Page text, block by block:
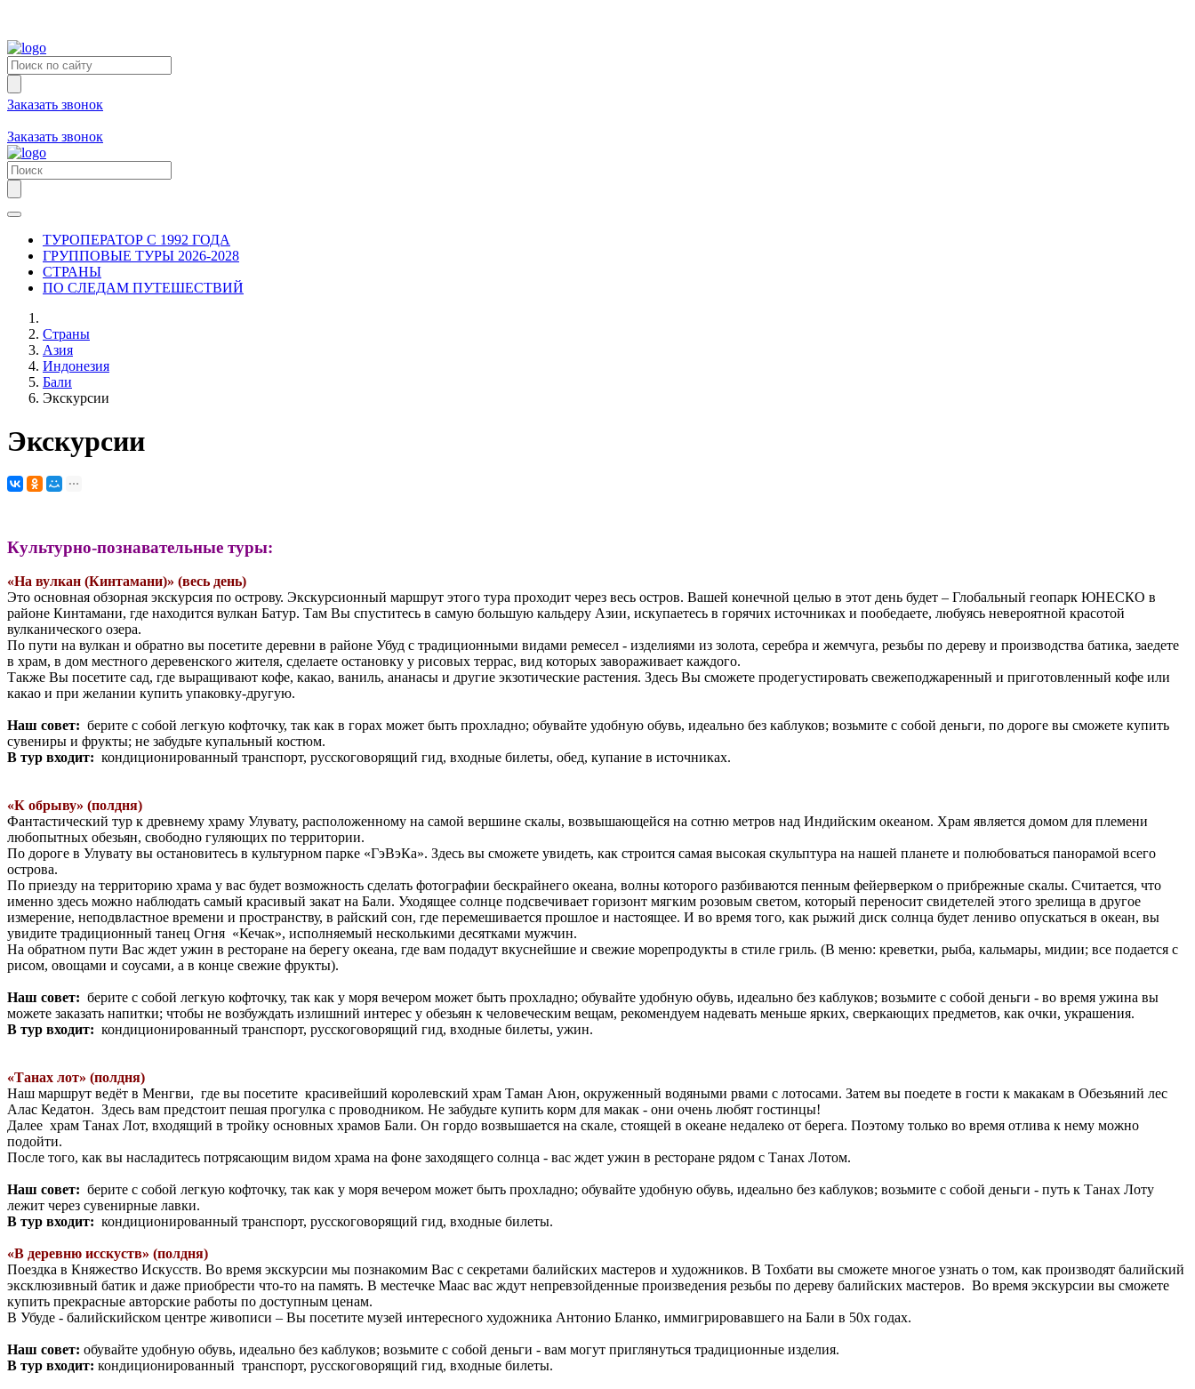
Заказать звонок
Заказать звонок
ТУРОПЕРАТОР С 1992 ГОДА
ГРУППОВЫЕ ТУРЫ 2026-2028
СТРАНЫ
ПО СЛЕДАМ ПУТЕШЕСТВИЙ
Страны
Азия
Индонезия
Бали
Экскурсии
Экскурсии
Культурно-познавательные туры:
«На вулкан (Кинтамани)» (весь день)
Это основная обзорная экскурсия по острову. Экскурсионный маршрут этого тура проходит через весь остров. Вашей конечной целью в этот день будет – Глобальный геопарк ЮНЕСКО в
районе Кинтамани, где находится вулкан Батур. Там Вы спуститесь в самую большую кальдеру Азии, искупаетесь в горячих источниках и пообедаете, любуясь невероятной красотой
вулканического озера.
По пути на вулкан и обратно вы посетите деревни в районе Убуд с традиционными видами ремесел - изделиями из золота, серебра и жемчуга, резьбы по дереву и производства батика, заедете
в храм, в дом местного деревенского жителя, сделаете остановку у рисовых террас, вид которых завораживает каждого.
Также Вы посетите сад, где выращивают кофе, какао, ваниль, ананасы и другие экзотические растения. Здесь Вы сможете продегустировать свежеподжаренный и приготовленный кофе или
какао и при желании купить упаковку-другую.
Наш совет: берите с собой легкую кофточку, так как в горах может быть прохладно; обувайте удобную обувь, идеально без каблуков; возьмите с собой деньги, по дороге вы сможете купить
сувениры и фрукты; не забудьте купальный костюм.
В тур входит: кондиционированный транспорт, русскоговорящий гид, входные билеты, обед, купание в источниках.
«К обрыву» (полдня)
Фантастический тур к древнему храму Улувату, расположенному на самой вершине скалы, возвышающейся на сотню метров над Индийским океаном. Храм является домом для племени
любопытных обезьян, свободно гуляющих по территории.
По дороге в Улувату вы остановитесь в культурном парке «ГэВэКа». Здесь вы сможете увидеть, как строится самая высокая скульптура на нашей планете и полюбоваться панорамой всего
острова.
По приезду на территорию храма у вас будет возможность сделать фотографии бескрайнего океана, волны которого разбиваются пенным фейерверком о прибрежные скалы. Считается, что
именно здесь можно наблюдать самый красивый закат на Бали. Уходящее солнце подсвечивает горизонт мягким розовым светом, который переносит свидетелей этого зрелища в другое
измерение, неподвластное времени и пространству, в райский сон, где перемешивается прошлое и настоящее. И во время того, как рыжий диск солнца будет лениво опускаться в океан, вы
увидите традиционный танец Огня «Кечак», исполняемый несколькими десятками мужчин.
На обратном пути Вас ждет ужин в ресторане на берегу океана, где вам подадут вкуснейшие и свежие морепродукты в стиле гриль. (В меню: креветки, рыба, кальмары, мидии; все подается с
рисом, овощами и соусами, а в конце свежие фрукты).
Наш совет: берите с собой легкую кофточку, так как у моря вечером может быть прохладно; обувайте удобную обувь, идеально без каблуков; возьмите с собой деньги - во время ужина вы
можете заказать напитки; чтобы не возбуждать излишний интерес у обезьян к человеческим вещам, рекомендуем надевать меньше ярких, сверкающих предметов, как очки, украшения.
В тур входит: кондиционированный транспорт, русскоговорящий гид, входные билеты, ужин.
«Танах лот» (полдня)
Наш маршрут ведёт в Менгви, где вы посетите красивейший королевский храм Таман Аюн, окруженный водяными рвами с лотосами. Затем вы поедете в гости к макакам в Обезьяний лес
Алас Кедатон. Здесь вам предстоит пешая прогулка с проводником. Не забудьте купить корм для макак - они очень любят гостинцы!
Далее храм Танах Лот, входящий в тройку основных храмов Бали. Он гордо возвышается на скале, стоящей в океане недалеко от берега. Поэтому только во время отлива к нему можно
подойти.
После того, как вы насладитесь потрясающим видом храма на фоне заходящего солнца - вас ждет ужин в ресторане рядом с Танах Лотом.
Наш совет: берите с собой легкую кофточку, так как у моря вечером может быть прохладно; обувайте удобную обувь, идеально без каблуков; возьмите с собой деньги - путь к Танах Лоту
лежит через сувенирные лавки.
В тур входит: кондиционированный транспорт, русскоговорящий гид, входные билеты.
«В деревню исскуств» (полдня)
Поездка в Княжество Искусств. Во время экскурсии мы познакомим Вас с секретами балийских мастеров и художников. В Тохбати вы сможете многое узнать о том, как производят балийский
эксклюзивный батик и даже приобрести что-то на память. В местечке Маас вас ждут непревзойденные произведения резьбы по дереву балийских мастеров. Во время экскурсии вы сможете
купить прекрасные авторские работы по доступным ценам.
В Убуде - балийскийском центре живописи – Вы посетите музей интересного художника Антонио Бланко, иммигрировавшего на Бали в 50х годах.
Наш совет: обувайте удобную обувь, идеально без каблуков; возьмите с собой деньги - вам могут приглянуться традиционные изделия.
В тур входит: кондиционированный транспорт, русскоговорящий гид, входные билеты.